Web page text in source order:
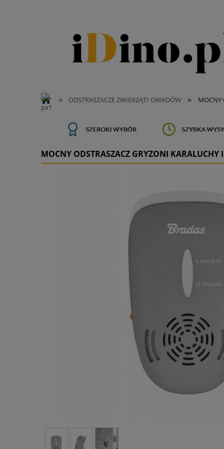
» ODSTRASZACZE ZWIERZĄT/ OWADÓW » MOCNY
MOCNY ODSTRASZACZ GRYZONI KARALUCHY